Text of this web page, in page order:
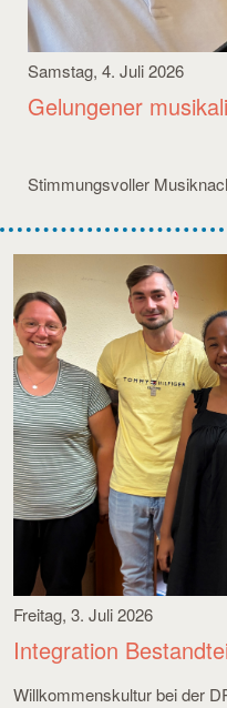
Samstag, 4. Juli 2026
Gelungener
Stimmungsvoller
Freitag, 3. Juli 2026
Integration
Willkommenskultur bei der